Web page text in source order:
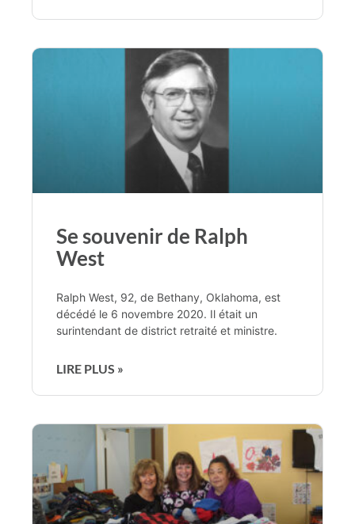
Se souvenir de Ralph
West
Ralph West, 92, de Bethany, Oklahoma, est
décédé le 6 novembre 2020. Il était un
surintendant de district retraité et ministre.
LIRE PLUS »